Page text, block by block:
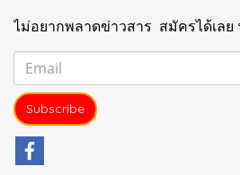
ไม่อยากพลาดข่าวสาร สมัครได้เลย
Subscribe